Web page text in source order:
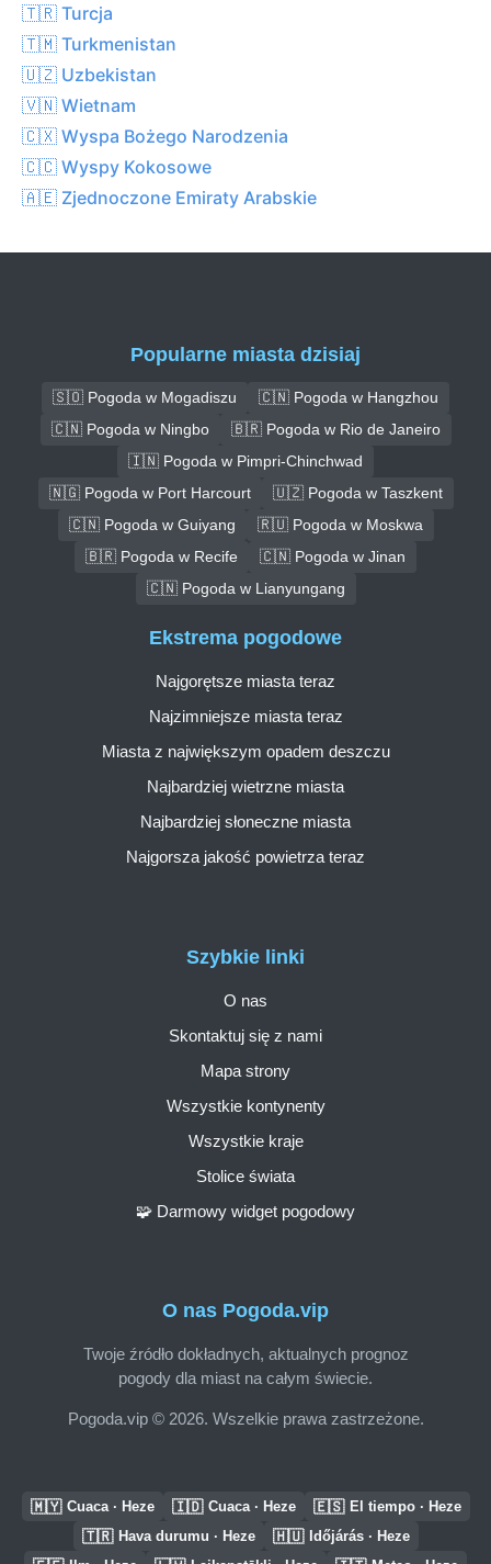
🇹🇷 Turcja
🇹🇲 Turkmenistan
🇺🇿 Uzbekistan
🇻🇳 Wietnam
🇨🇽 Wyspa Bożego Narodzenia
🇨🇨 Wyspy Kokosowe
🇦🇪 Zjednoczone Emiraty Arabskie
Popularne miasta dzisiaj
🇸🇴 Pogoda w Mogadiszu
🇨🇳 Pogoda w Hangzhou
🇨🇳 Pogoda w Ningbo
🇧🇷 Pogoda w Rio de Janeiro
🇮🇳 Pogoda w Pimpri-Chinchwad
🇳🇬 Pogoda w Port Harcourt
🇺🇿 Pogoda w Taszkent
🇨🇳 Pogoda w Guiyang
🇷🇺 Pogoda w Moskwa
🇧🇷 Pogoda w Recife
🇨🇳 Pogoda w Jinan
🇨🇳 Pogoda w Lianyungang
O nas Pogoda.vip
Twoje źródło dokładnych, aktualnych prognoz
pogody dla miast na całym świecie.
Pogoda.vip © 2026. Wszelkie prawa zastrzeżone.
Szybkie linki
O nas
Skontaktuj się z nami
Mapa strony
Wszystkie kontynenty
Wszystkie kraje
Stolice świata
🧩 Darmowy widget pogodowy
Ekstrema pogodowe
Najgorętsze miasta teraz
Najzimniejsze miasta teraz
Miasta z największym opadem deszczu
Najbardziej wietrzne miasta
Najbardziej słoneczne miasta
Najgorsza jakość powietrza teraz
🇲🇾 Cuaca · Heze 🇮🇩 Cuaca · Heze 🇪🇸 El tiempo · Heze
🇹🇷 Hava durumu · Heze 🇭🇺 Időjárás · Heze